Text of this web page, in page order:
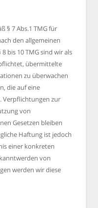
§ 7 Abs.1 TMG für
den allgemeinen
bis 10 TMG sind wir als
übermittelte
zu überwachen
die auf eine
Verpflichtungen zur
von
Gesetzen bleiben
Haftung ist jedoch
einer konkreten
von
werden wir diese